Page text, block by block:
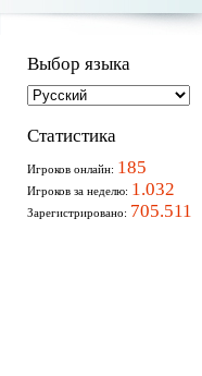
Выбор языка
Статистика
Игроков онлайн: 185
Игроков за неделю: 1.032
Зарегистрировано: 705.511